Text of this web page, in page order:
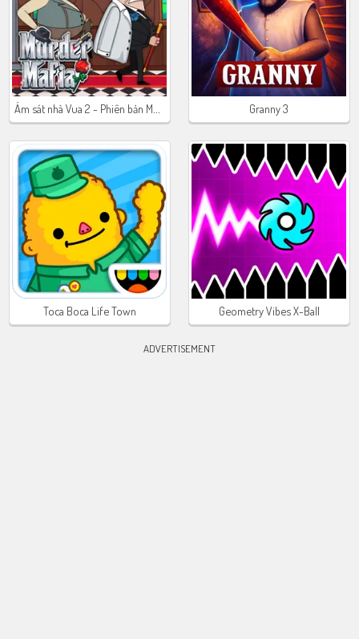
Ám sát nhà Vua 2 - Phiên bản Mafia Granny 3
Toca Boca Life Town Geometry Vibes X-Ball
ADVERTISEMENT